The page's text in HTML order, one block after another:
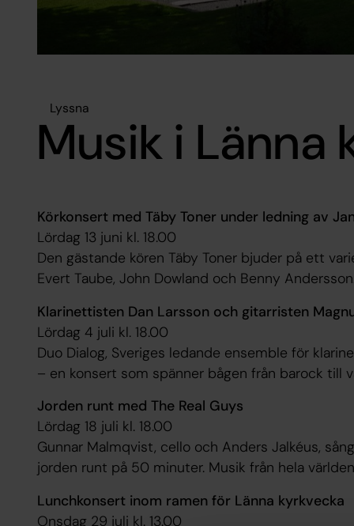
Lyssna
Musik i Länna
Körkonsert med Täby Toner under ledning av
Lördag 13 juni kl. 18.00
Den gästande kören Täby Toner bjuder på ett
Evert Taube, John Dowland och Benny
Klarinettisten Dan Larsson och gitarristen
Lördag 4 juli kl. 18.00
Duo Dialog, Sveriges ledande ensemble för
– en konsert som spänner bågen från barock till
Jorden runt med The Real Guys
Lördag 18 juli kl. 18.00
Gunnar Malmqvist, cello och Anders Jalkéus,
jorden runt på 50 minuter. Musik från hela
Lunchkonsert inom ramen för Länna kyrkvecka
Onsdag 29 juli kl. 13.00